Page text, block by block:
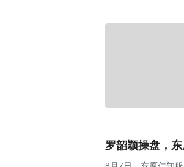
罗韶颖操盘，